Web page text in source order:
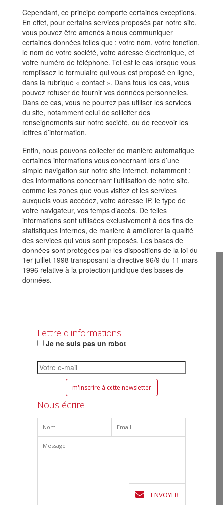
Cependant, ce principe comporte certaines exceptions.
En effet, pour certains services proposés par notre site,
vous pouvez être amenés à nous communiquer
certaines données telles que : votre nom, votre fonction,
le nom de votre société, votre adresse électronique, et
votre numéro de téléphone. Tel est le cas lorsque vous
remplissez le formulaire qui vous est proposé en ligne,
dans la rubrique « contact ». Dans tous les cas, vous
pouvez refuser de fournir vos données personnelles.
Dans ce cas, vous ne pourrez pas utiliser les services
du site, notamment celui de solliciter des
renseignements sur notre société, ou de recevoir les
lettres d’information.
Enfin, nous pouvons collecter de manière automatique
certaines informations vous concernant lors d’une
simple navigation sur notre site Internet, notamment :
des informations concernant l’utilisation de notre site,
comme les zones que vous visitez et les services
auxquels vous accédez, votre adresse IP, le type de
votre navigateur, vos temps d’accès. De telles
informations sont utilisées exclusivement à des fins de
statistiques internes, de manière à améliorer la qualité
des services qui vous sont proposés. Les bases de
données sont protégées par les dispositions de la loi du
1er juillet 1998 transposant la directive 96/9 du 11 mars
1996 relative à la protection juridique des bases de
données.
Lettre d'informations
Je ne suis pas un robot
Nous écrire
ENVOYER